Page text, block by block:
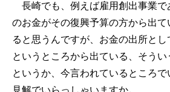
長崎でも、例えば雇用創出事業で
のお金がその復興予算の方から出
ると思うんですが、お金の出所と
というところから出ている、そう
というか、今言われているところ